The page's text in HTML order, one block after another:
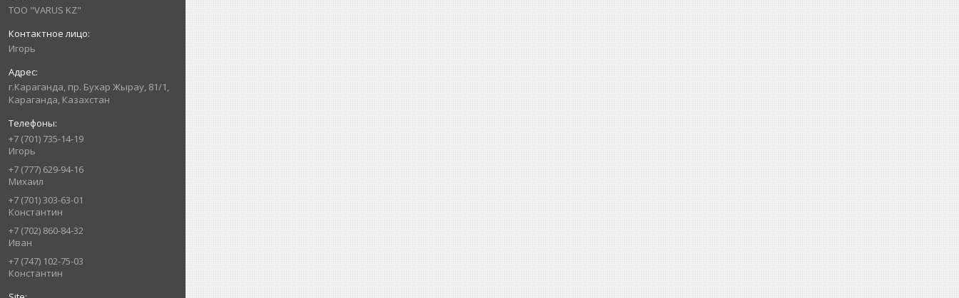
ТОО "VARUS KZ"
Игорь
г.Караганда, пр. Бухар Жырау, 81/1,
Караганда, Казахстан
+7 (701) 735-14-19
Игорь
+7 (777) 629-94-16
Михаил
+7 (701) 303-63-01
Константин
+7 (702) 860-84-32
Иван
+7 (747) 102-75-03
Константин